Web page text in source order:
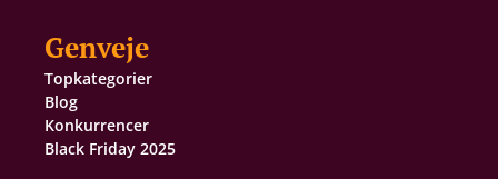
Genveje
Topkategorier
Blog
Konkurrencer
Black Friday 2025